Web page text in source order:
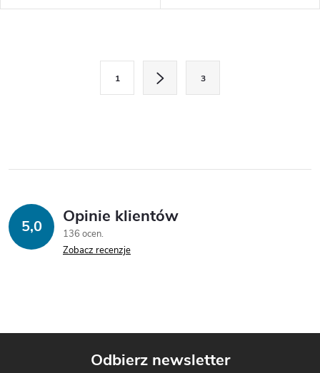
r
l
k
i
a
j
a
1 3
5,0 Opinie klientów
136 ocen
Zobacz recenzje
Odbierz newsletter